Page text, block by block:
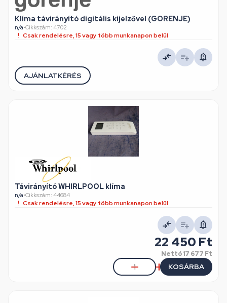
Klíma távirányító digitális kijelzővel (GORENJE)
n/a•Cikkszám: 4702
Csak rendelésre, 15 vagy több munkanapon belül
AJÁNLATKÉRÉS
Távirányító WHIRLPOOL klíma
n/a•Cikkszám: 44684
Csak rendelésre, 15 vagy több munkanapon belül
22 450 Ft
Nettó17 677 Ft
KOSÁRBA